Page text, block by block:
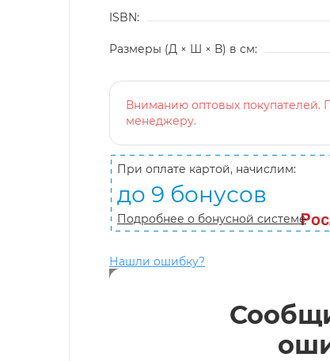
ISBN:
Размеры (Д × Ш × В) в см:
Вниманию оптовых покупателей.
менеджеру.
При оплате картой, начислим:
до 9 бонусов
Подробнее о бонусной системе
Нашли ошибку?